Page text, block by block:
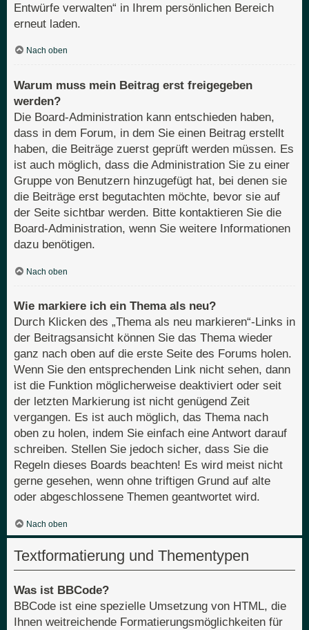
Entwürfe verwalten“ in Ihrem persönlichen Bereich
erneut laden.
Nach oben
Warum muss mein Beitrag erst freigegeben
werden?
Die Board-Administration kann entschieden haben,
dass in dem Forum, in dem Sie einen Beitrag erstellt
haben, die Beiträge zuerst geprüft werden müssen. Es
ist auch möglich, dass die Administration Sie zu einer
Gruppe von Benutzern hinzugefügt hat, bei denen sie
die Beiträge erst begutachten möchte, bevor sie auf
der Seite sichtbar werden. Bitte kontaktieren Sie die
Board-Administration, wenn Sie weitere Informationen
dazu benötigen.
Nach oben
Wie markiere ich ein Thema als neu?
Durch Klicken des „Thema als neu markieren“-Links in
der Beitragsansicht können Sie das Thema wieder
ganz nach oben auf die erste Seite des Forums holen.
Wenn Sie den entsprechenden Link nicht sehen, dann
ist die Funktion möglicherweise deaktiviert oder seit
der letzten Markierung ist nicht genügend Zeit
vergangen. Es ist auch möglich, das Thema nach
oben zu holen, indem Sie einfach eine Antwort darauf
schreiben. Stellen Sie jedoch sicher, dass Sie die
Regeln dieses Boards beachten! Es wird meist nicht
gerne gesehen, wenn ohne triftigen Grund auf alte
oder abgeschlossene Themen geantwortet wird.
Nach oben
Textformatierung und Thementypen
Was ist BBCode?
BBCode ist eine spezielle Umsetzung von HTML, die
Ihnen weitreichende Formatierungsmöglichkeiten für